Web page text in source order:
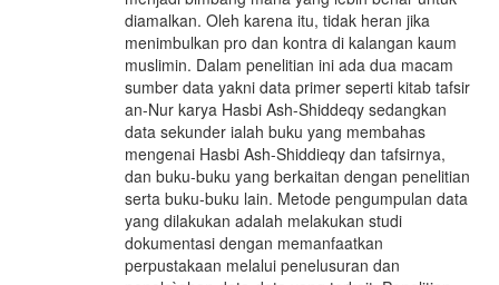
diamalkan. Oleh karena itu, tidak heran jika
menimbulkan pro dan kontra di kalangan kaum
muslimin. Dalam penelitian ini ada dua macam
sumber data yakni data primer seperti kitab tafsir
an-Nur karya Hasbi Ash-Shiddeqy sedangkan
data sekunder ialah buku yang membahas
mengenai Hasbi Ash-Shiddieqy dan tafsirnya,
dan buku-buku yang berkaitan dengan penelitian
serta buku-buku lain. Metode pengumpulan data
yang dilakukan adalah melakukan studi
dokumentasi dengan memanfaatkan
perpustakaan melalui penelusuran dan